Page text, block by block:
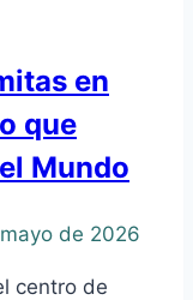
en
que
Mundo
de 2026
centro de